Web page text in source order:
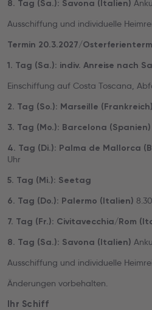
8. Tag (Sa.): Savona (Italien)
Ausschiffung und individuelle
Termin 20.3.2027/
1. Tag (Sa.): indiv. Anreise nach
Einschiffung auf Costa Toscana,
2. Tag (So.): Marseille (Frankreich)
3. Tag (Mo.): Barcelona (Spanien)
4. Tag (Di.): Palma de Mallorca
Uhr
5. Tag (Mi.): Seetag
6. Tag (Do.): Palermo (Italien)
7. Tag (Fr.): Civitavecchia/Rom
8. Tag (Sa.): Savona (Italien)
Ausschiffung und individuelle
Änderungen vorbehalten.
Ihr Schiff